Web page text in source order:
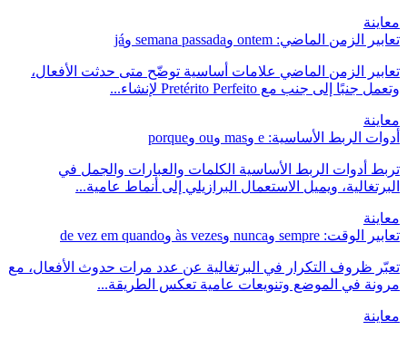
معاينة
تعابير الزمن الماضي: ontem وsemana passada وjá
تعابير الزمن الماضي علامات أساسية توضّح متى حدثت الأفعال،
وتعمل جنبًا إلى جنب مع Pretérito Perfeito لإنشاء...
معاينة
أدوات الربط الأساسية: e وmas وou وporque
تربط أدوات الربط الأساسية الكلمات والعبارات والجمل في
البرتغالية، ويميل الاستعمال البرازيلي إلى أنماط عامية...
معاينة
تعابير الوقت: sempre وnunca وàs vezes وde vez em quando
تعبّر ظروف التكرار في البرتغالية عن عدد مرات حدوث الأفعال، مع
مرونة في الموضع وتنويعات عامية تعكس الطريقة...
معاينة